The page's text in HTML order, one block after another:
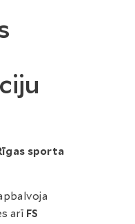
sporta
arī FS